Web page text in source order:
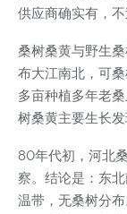
供应商确实有，
桑树桑黄与野生
布大江南北，可
多亩种植多年老
树桑黄主要生长
80年代初，河北
察。结论是：东
温带，无桑树分